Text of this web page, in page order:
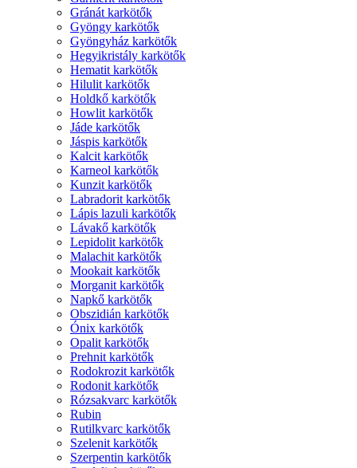
Gránát karkötők
Gyöngy karkötők
Gyöngyház karkötők
Hegyikristály karkötők
Hematit karkötők
Hilulit karkötők
Holdkő karkötők
Howlit karkötők
Jáde karkötők
Jáspis karkötők
Kalcit karkötők
Karneol karkötők
Kunzit karkötők
Labradorit karkötők
Lápis lazuli karkötők
Lávakő karkötők
Lepidolit karkötők
Malachit karkötők
Mookait karkötők
Morganit karkötők
Napkő karkötők
Obszidián karkötők
Ónix karkötők
Opalit karkötők
Prehnit karkötők
Rodokrozit karkötők
Rodonit karkötők
Rózsakvarc karkötők
Rubin
Rutilkvarc karkötők
Szelenit karkötők
Szerpentin karkötők